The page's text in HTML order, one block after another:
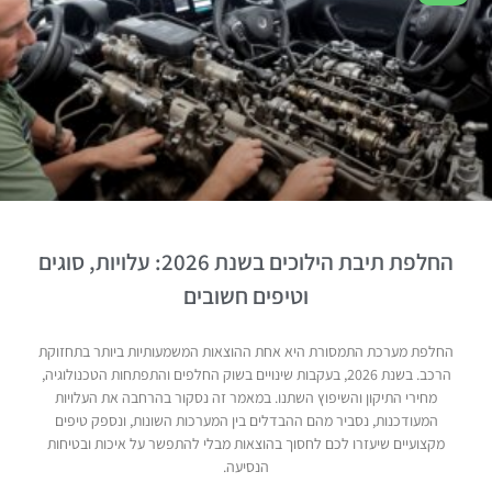
החלפת תיבת הילוכים בשנת 2026: עלויות, סוגים
וטיפים חשובים
החלפת מערכת התמסורת היא אחת ההוצאות המשמעותיות ביותר בתחזוקת
הרכב. בשנת 2026, בעקבות שינויים בשוק החלפים והתפתחות הטכנולוגיה,
מחירי התיקון והשיפוץ השתנו. במאמר זה נסקור בהרחבה את העלויות
המעודכנות, נסביר מהם ההבדלים בין המערכות השונות, ונספק טיפים
מקצועיים שיעזרו לכם לחסוך בהוצאות מבלי להתפשר על איכות ובטיחות
הנסיעה.